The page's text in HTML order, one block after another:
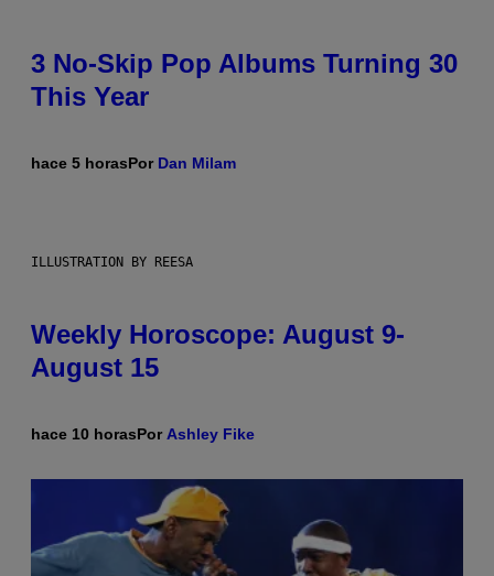
3 No-Skip Pop Albums Turning 30
This Year
hace 5 horasPor Dan Milam
ILLUSTRATION BY REESA
Weekly Horoscope: August 9-
August 15
hace 10 horasPor Ashley Fike